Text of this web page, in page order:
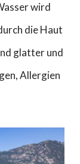
wird
die Haut
glatter und
Allergien